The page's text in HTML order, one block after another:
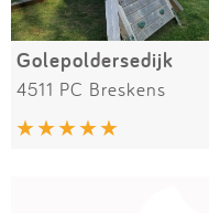
Golepoldersedijk
4511 PC Breskens